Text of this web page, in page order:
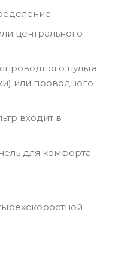
центрального
пульта
или проводного
входит в
для комфорта